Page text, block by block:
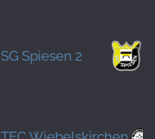
SG Spiesen 2